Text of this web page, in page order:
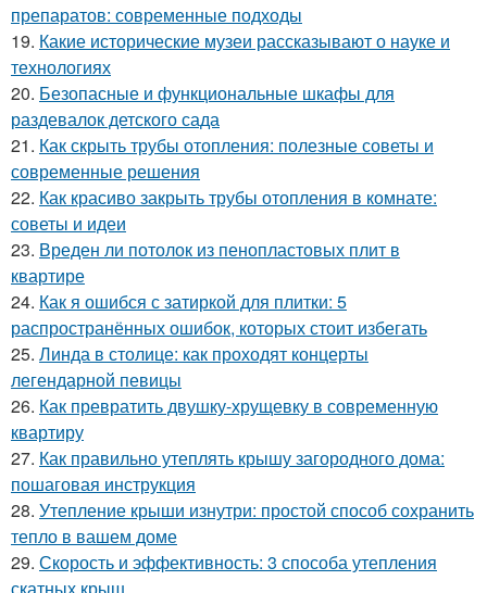
препаратов: современные подходы
19. Какие исторические музеи рассказывают о науке и
технологиях
20. Безопасные и функциональные шкафы для
раздевалок детского сада
21. Как скрыть трубы отопления: полезные советы и
современные решения
22. Как красиво закрыть трубы отопления в комнате:
советы и идеи
23. Вреден ли потолок из пенопластовых плит в
квартире
24. Как я ошибся с затиркой для плитки: 5
распространённых ошибок, которых стоит избегать
25. Линда в столице: как проходят концерты
легендарной певицы
26. Как превратить двушку-хрущевку в современную
квартиру
27. Как правильно утеплять крышу загородного дома:
пошаговая инструкция
28. Утепление крыши изнутри: простой способ сохранить
тепло в вашем доме
29. Скорость и эффективность: 3 способа утепления